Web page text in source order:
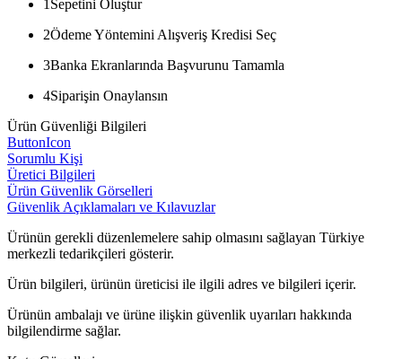
1 Sepetini Oluştur
2Ödeme Yöntemini Alışveriş Kredisi Seç
3Banka Ekranlarında Başvurunu Tamamla
4Siparişin Onaylansın
Ürün Güvenliği Bilgileri
ButtonIcon
Sorumlu Kişi
Üretici Bilgileri
Ürün Güvenlik Görselleri
Güvenlik Açıklamaları ve Kılavuzlar
Ürünün gerekli düzenlemelere sahip olmasını sağlayan Türkiye
merkezli tedarikçileri gösterir.
Ürün bilgileri, ürünün üreticisi ile ilgili adres ve bilgileri içerir.
Ürünün ambalajı ve ürüne ilişkin güvenlik uyarıları hakkında
bilgilendirme sağlar.